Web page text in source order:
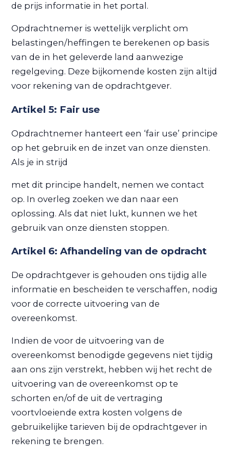
de prijs informatie in het portal.
Opdrachtnemer is wettelijk verplicht om
belastingen/heffingen te berekenen op basis
van de in het geleverde land aanwezige
regelgeving. Deze bijkomende kosten zijn altijd
voor rekening van de opdrachtgever.
Artikel 5: Fair use
Opdrachtnemer hanteert een ‘fair use’ principe
op het gebruik en de inzet van onze diensten.
Als je in strijd
met dit principe handelt, nemen we contact
op. In overleg zoeken we dan naar een
oplossing. Als dat niet lukt, kunnen we het
gebruik van onze diensten stoppen.
Artikel 6: Afhandeling van de opdracht
De opdrachtgever is gehouden ons tijdig alle
informatie en bescheiden te verschaffen, nodig
voor de correcte uitvoering van de
overeenkomst.
Indien de voor de uitvoering van de
overeenkomst benodigde gegevens niet tijdig
aan ons zijn verstrekt, hebben wij het recht de
uitvoering van de overeenkomst op te
schorten en/of de uit de vertraging
voortvloeiende extra kosten volgens de
gebruikelijke tarieven bij de opdrachtgever in
rekening te brengen.